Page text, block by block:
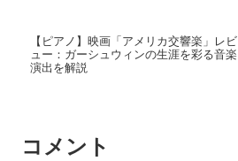
【ピアノ】映画「アメリカ交響楽」レビ
ュー：ガーシュウィンの生涯を彩る音楽
演出を解説
コメント